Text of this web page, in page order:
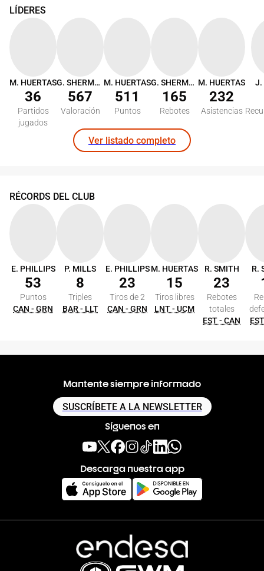
LÍDERES
M. HUERTAS
36
Partidos
jugados
G. SHERMADINI
567
Valoración
M. HUERTAS
511
Puntos
G. SHERMADINI
165
Rebotes
M. HUERTAS
232
Asistencias
J.
Ver listado completo
RÉCORDS DEL CLUB
E. PHILLIPS
53
Puntos
CAN - GRN
P. MILLS
8
Triples
BAR - LLT
E. PHILLIPS
23
Tiros de 2
CAN - GRN
M. HUERTAS
15
Tiros libres
LNT - UCM
R. SMITH
23
Rebotes
totales
EST - CAN
R.
Mantente siempre informado
SUSCRÍBETE A LA NEWSLETTER
Síguenos en
Descarga nuestra app